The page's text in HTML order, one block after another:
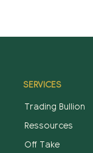
SERVICES
Trading Bullion
Ressources
Off Take